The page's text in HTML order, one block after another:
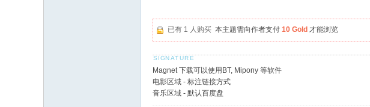
已有 1 人购买 本主题需向作者支付 10 Gold 才能浏览
Magnet 下载可以使用BT, Mipony 等软件
电影区域 - 标注链接方式
音乐区域 - 默认百度盘